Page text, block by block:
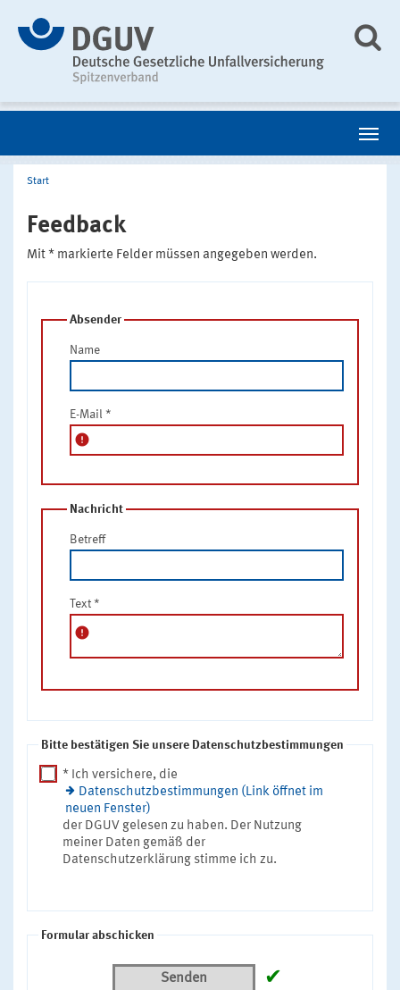
Start
Feedback
Mit * markierte Felder müssen angegeben werden.
Absender
Name
E-Mail *
error
Nachricht
Betreff
Text *
error
Bitte bestätigen Sie unsere Datenschutzbestimmungen
* Ich versichere, die
Datenschutzbestimmungen (Link öffnet im
neuen Fenster)
der DGUV gelesen zu haben. Der Nutzung
meiner Daten gemäß der
Datenschutzerklärung stimme ich zu.
Formular abschicken
Senden ✔